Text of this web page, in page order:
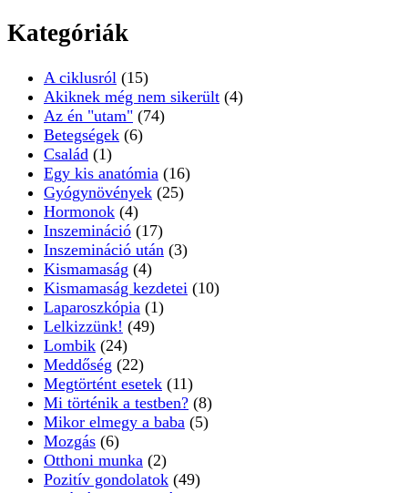
Kategóriák
A ciklusról (15)
Akiknek még nem sikerült (4)
Az én "utam" (74)
Betegségek (6)
Család (1)
Egy kis anatómia (16)
Gyógynövények (25)
Hormonok (4)
Inszemináció (17)
Inszemináció után (3)
Kismamaság (4)
Kismamaság kezdetei (10)
Laparoszkópia (1)
Lelkizzünk! (49)
Lombik (24)
Meddőség (22)
Megtörtént esetek (11)
Mi történik a testben? (8)
Mikor elmegy a baba (5)
Mozgás (6)
Otthoni munka (2)
Pozitív gondolatok (49)